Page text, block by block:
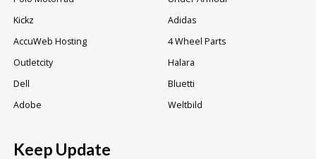
Kickz
Adidas
AccuWeb Hosting
4 Wheel Parts
Outletcity
Halara
Dell
Bluetti
Adobe
Weltbild
Keep Update